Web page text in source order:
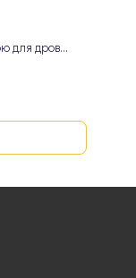
для дров...